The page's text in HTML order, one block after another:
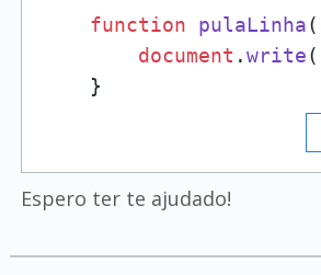
function pulaLinha(
document .write(
Espero ter te ajudado!